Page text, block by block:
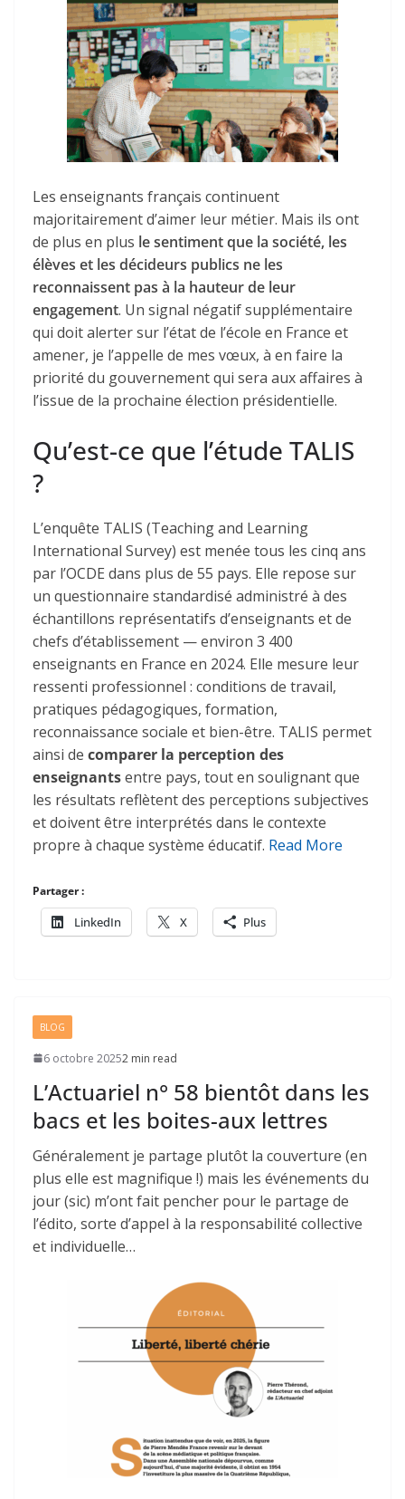
Les enseignants français continuent
majoritairement d’aimer leur métier. Mais ils ont
de plus en plus le sentiment que la société, les
élèves et les décideurs publics ne les
reconnaissent pas à la hauteur de leur
engagement. Un signal négatif supplémentaire
qui doit alerter sur l’état de l’école en France et
amener, je l’appelle de mes vœux, à en faire la
priorité du gouvernement qui sera aux affaires à
l’issue de la prochaine élection présidentielle.
Qu’est-ce que l’étude TALIS
?
L’enquête TALIS (Teaching and Learning
International Survey) est menée tous les cinq ans
par l’OCDE dans plus de 55 pays. Elle repose sur
un questionnaire standardisé administré à des
échantillons représentatifs d’enseignants et de
chefs d’établissement — environ 3 400
enseignants en France en 2024. Elle mesure leur
ressenti professionnel : conditions de travail,
pratiques pédagogiques, formation,
reconnaissance sociale et bien-être. TALIS permet
ainsi de comparer la perception des
enseignantsentre pays, tout en soulignant que
les résultats reflètent des perceptions subjectives
et doivent être interprétés dans le contexte
propre à chaque système éducatif. Read More
Partager :
LinkedIn X Plus
BLOG
6 octobre 20252 min read
L’Actuariel n° 58 bientôt dans les
bacs et les boites-aux lettres
Généralement je partage plutôt la couverture (en
plus elle est magnifique !) mais les événements du
jour (sic) m’ont fait pencher pour le partage de
l’édito, sorte d’appel à la responsabilité collective
et individuelle…